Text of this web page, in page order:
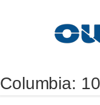
Columbia: